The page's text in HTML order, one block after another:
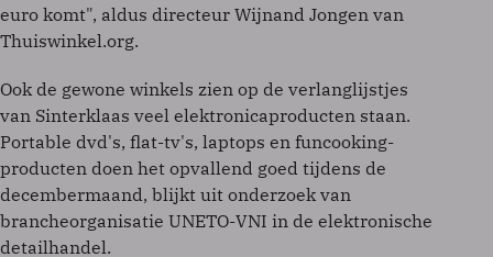
euro komt", aldus directeur Wijnand Jongen van
Thuiswinkel.org.
Ook de gewone winkels zien op de verlanglijstjes
van Sinterklaas veel elektronicaproducten staan.
Portable dvd's, flat-tv's, laptops en funcooking-
producten doen het opvallend goed tijdens de
decembermaand, blijkt uit onderzoek van
brancheorganisatie UNETO-VNI in de elektronische
detailhandel.